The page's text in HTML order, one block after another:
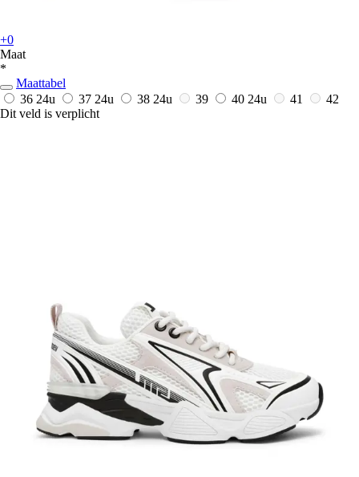
+0
Maat
*
Maattabel
36 24u 37 24u 38 24u 39 40 24u 41
42
Dit veld is verplicht